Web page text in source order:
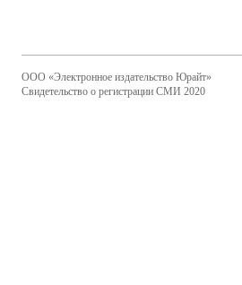
ООО «Электронное издательство Юрайт»
Свидетельство о регистрации СМИ 2020